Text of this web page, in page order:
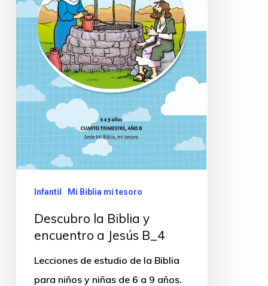
Infantil Mi Biblia mi tesoro
Descubro la Biblia y
encuentro a Jesús B_4
Lecciones de estudio de la Biblia
para niños y niñas de 6 a 9 años.